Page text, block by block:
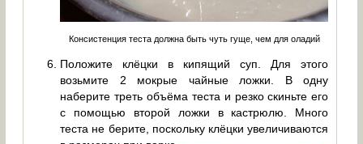
Консистенция теста должна быть чуть гуще, чем для оладий
Положите клёцки в кипящий суп. Для этого
возьмите 2 мокрые чайные ложки. В одну
наберите треть объёма теста и резко скиньте его
с помощью второй ложки в кастрюлю. Много
теста не берите, поскольку клёцки увеличиваются